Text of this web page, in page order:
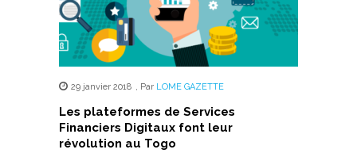
29 janvier 2018 , Par LOME GAZETTE
Les plateformes de Services
Financiers Digitaux font leur
révolution au Togo